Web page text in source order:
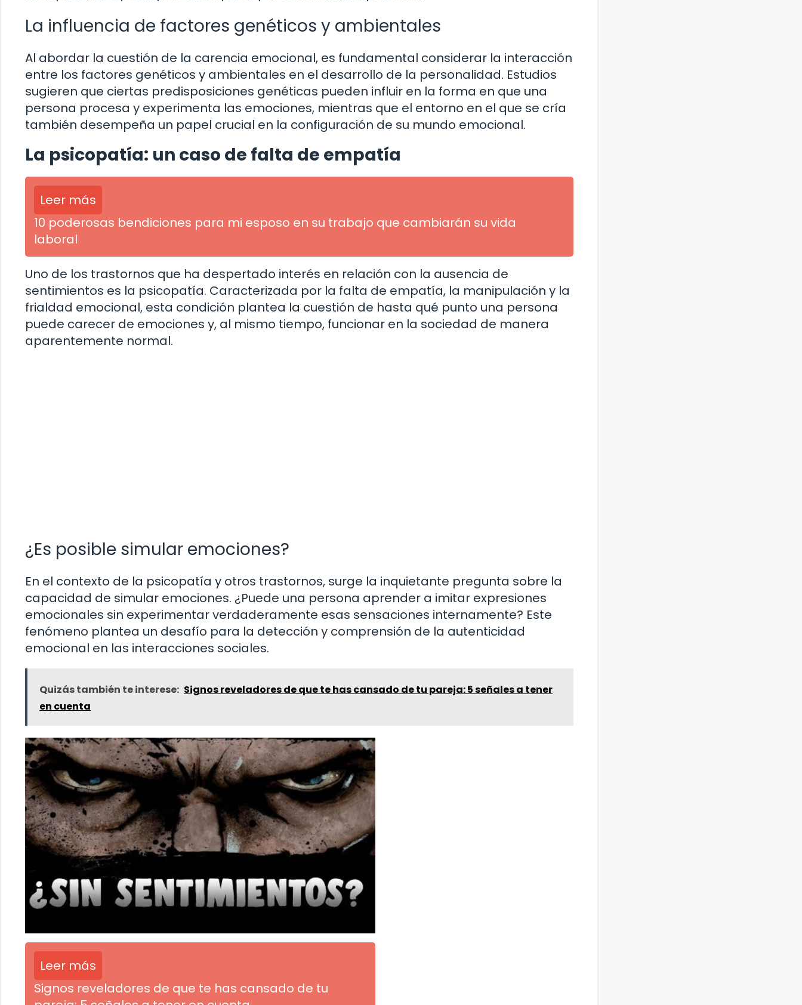
La influencia de factores genéticos y ambientales
Al abordar la cuestión de la carencia emocional, es fundamental considerar la interacción
entre los factores genéticos y ambientales en el desarrollo de la personalidad. Estudios
sugieren que ciertas predisposiciones genéticas pueden influir en la forma en que una
persona procesa y experimenta las emociones, mientras que el entorno en el que se cría
también desempeña un papel crucial en la configuración de su mundo emocional.
La psicopatía: un caso de falta de empatía
Leer más
10 poderosas bendiciones para mi esposo en su trabajo que cambiarán su vida
laboral
Uno de los trastornos que ha despertado interés en relación con la ausencia de
sentimientos es la psicopatía. Caracterizada por la falta de empatía, la manipulación y la
frialdad emocional, esta condición plantea la cuestión de hasta qué punto una persona
puede carecer de emociones y, al mismo tiempo, funcionar en la sociedad de manera
aparentemente normal.
¿Es posible simular emociones?
En el contexto de la psicopatía y otros trastornos, surge la inquietante pregunta sobre la
capacidad de simular emociones. ¿Puede una persona aprender a imitar expresiones
emocionales sin experimentar verdaderamente esas sensaciones internamente? Este
fenómeno plantea un desafío para la detección y comprensión de la autenticidad
emocional en las interacciones sociales.
Quizás también te interese: Signos reveladores de que te has cansado de tu pareja: 5 señales a tener
en cuenta
Leer más
Signos reveladores de que te has cansado de tu